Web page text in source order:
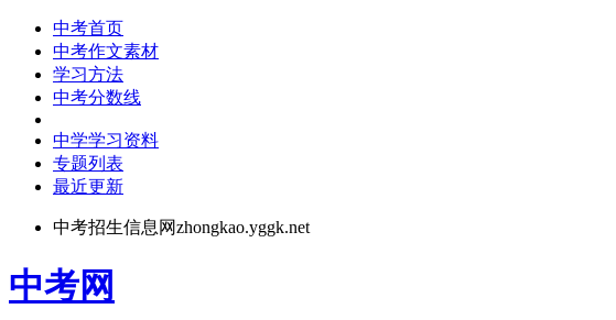
中考首页
中考作文素材
学习方法
中考分数线
中学学习资料
专题列表
最近更新
中考招生信息网zhongkao.yggk.net
中考网